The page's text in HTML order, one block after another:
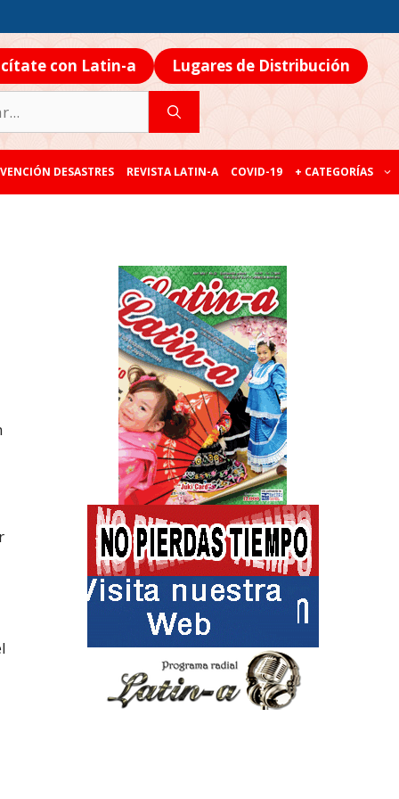
con Latin-a Lugares de Distribución
DESASTRES REVISTA LATIN-A COVID-19 + CATEGORÍAS